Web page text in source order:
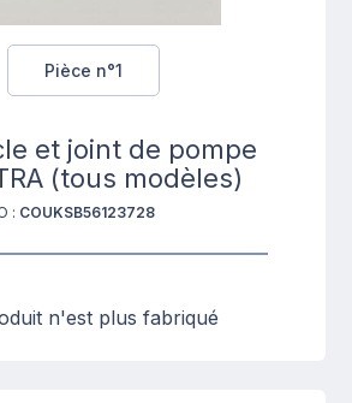
Pièce n°1
et joint de pompe
(tous modèles)
: COUKSB56123728
n'est plus fabriqué